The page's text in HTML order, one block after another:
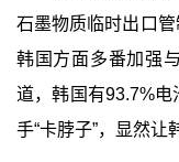
石墨物质临时出口管
韩国方面多番加强
道，韩国有93.7%
手“卡脖子”，显然让